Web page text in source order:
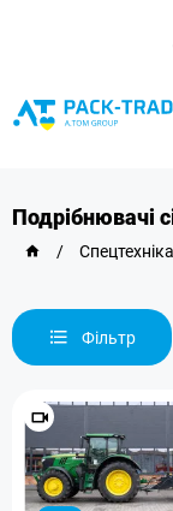
Подрібнювачі
/
Фільтр